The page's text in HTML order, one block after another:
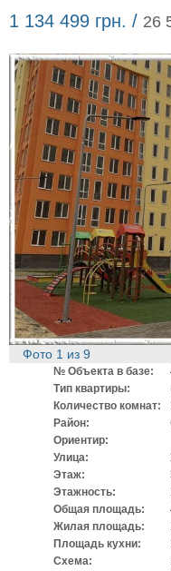
1 134 499 грн. / 26
Фото 1 из 9
№ Объекта в базе:
Тип квартиры:
Количество комнат:
Район:
Ориентир:
Улица:
Этаж:
Этажность:
Общая площадь:
Жилая площадь:
Площадь кухни:
Схема: